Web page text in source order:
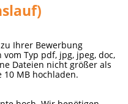
Ihrer Bewerbung
Typ pdf, jpg, jpeg, doc,
Dateien nicht größer als
10 MB hochladen.